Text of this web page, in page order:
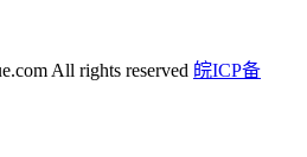
All rights reserved 皖ICP备